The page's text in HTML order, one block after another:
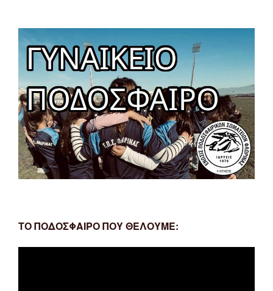
ΤΟ ΠΟΔΟΣΦΑΙΡΟ ΠΟΥ ΘΕΛΟΥΜΕ: